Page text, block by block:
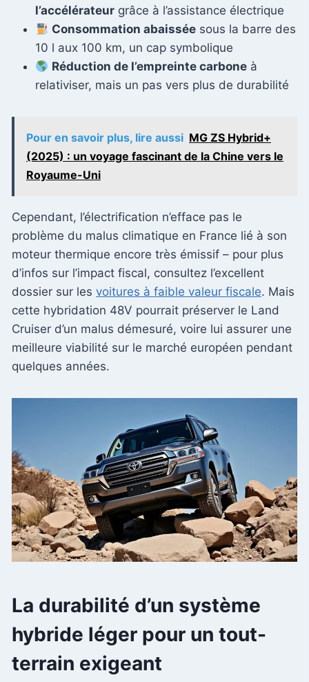
l’accélérateur grâce à l’assistance électrique
Consommation abaissée sous la barre des
10 l aux 100 km, un cap symbolique
Réduction de l’empreinte carbone à
relativiser, mais un pas vers plus de durabilité
Pour en savoir plus, lire aussi MG ZS Hybrid+
(2025) : un voyage fascinant de la Chine vers le
Royaume-Uni
Cependant, l’électrification n’efface pas le
problème du malus climatique en France lié à son
moteur thermique encore très émissif – pour plus
d’infos sur l’impact fiscal, consultez l’excellent
dossier sur les voitures à faible valeur fiscale. Mais
cette hybridation 48V pourrait préserver le Land
Cruiser d’un malus démesuré, voire lui assurer une
meilleure viabilité sur le marché européen pendant
quelques années.
La durabilité d’un système
hybride léger pour un tout-
terrain exigeant